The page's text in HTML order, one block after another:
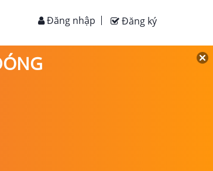
Đăng ký
Đăng nhập